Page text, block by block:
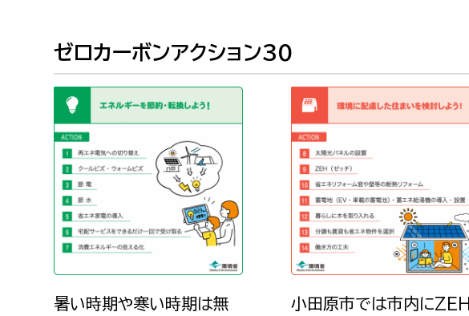
求職者
外国人
ペット
観光
市議会
福祉政策課
生活援護課
高齢介護課
障がい福祉課
保険課
健康づくり課
子ども若者支援課
保育課
建設部
建設政策課
国県事業推進課
会計管理者
出納室
ゼロカーボンアクション30
暑い時期や寒い時期は無
小田原市では市内にZEH